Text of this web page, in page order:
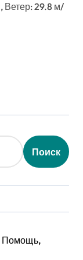
Ветер: 29.8 м/
Поиск
Помощь,